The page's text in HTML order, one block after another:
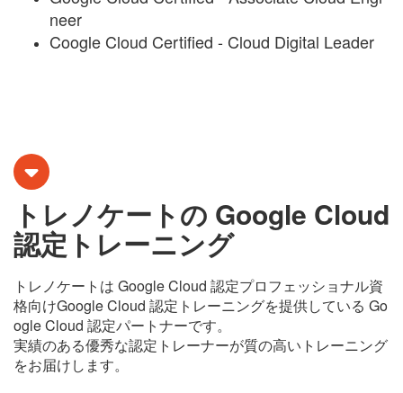
neer
Coogle Cloud Certified - Cloud Digital Leader
トレノケートの Google Cloud
認定トレーニング
トレノケートは Google Cloud 認定プロフェッショナル資
格向けGoogle Cloud 認定トレーニングを提供している Go
ogle Cloud 認定パートナーです。
実績のある優秀な認定トレーナーが質の高いトレーニング
をお届けします。